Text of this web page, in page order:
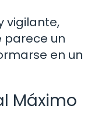
vigilante,
parece un
en un
Máximo